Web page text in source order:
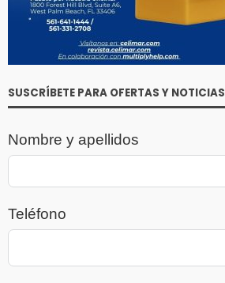
SUSCRÍBETE PARA OFERTAS Y NOTICIAS
Nombre y apellidos
Teléfono